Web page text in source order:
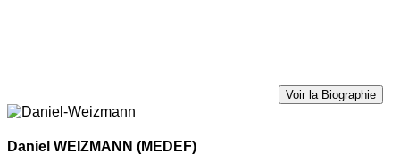
Voir la Biographie
Daniel WEIZMANN (MEDEF)